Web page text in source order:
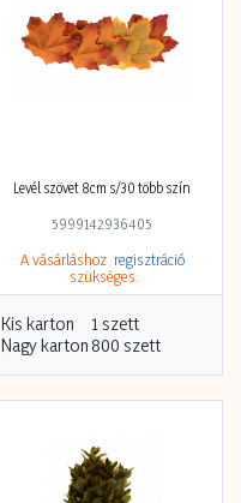
Levél szövet 8cm s/30 több szín
5999142936405
A vásárláshoz regisztráció
szükséges.
Kis karton
1 szett
Nagy karton 800 szett